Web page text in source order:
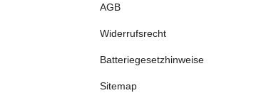
AGB
Widerrufsrecht
Batteriegesetzhinweise
Sitemap